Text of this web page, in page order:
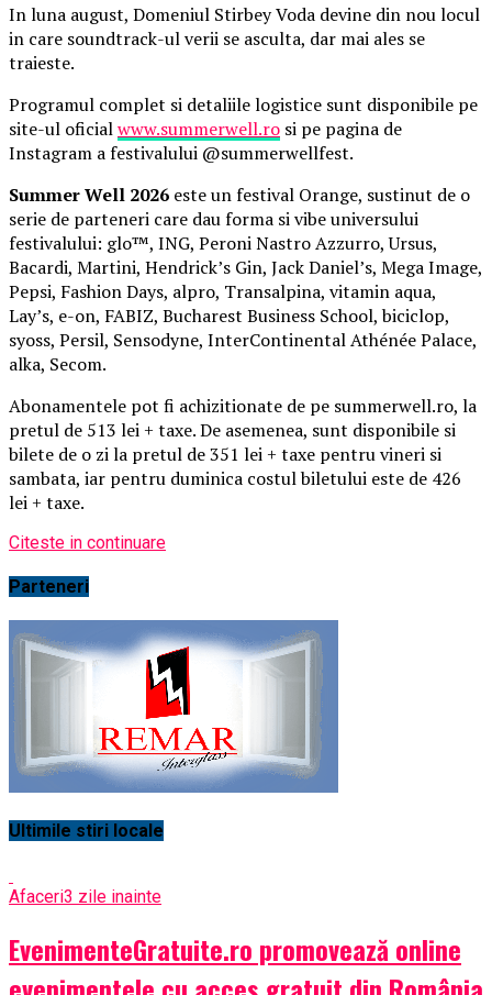
In luna august, Domeniul Stirbey Voda devine din nou locul
in care soundtrack-ul verii se asculta, dar mai ales se
traieste.
Programul complet si detaliile logistice sunt disponibile pe
site-ul oficialwww.summerwell.ro si pe pagina de
Instagram a festivalului @summerwellfest.
Summer Well 2026 este un festival Orange, sustinut de o
serie de parteneri care dau forma si vibe universului
festivalului: glo™, ING, Peroni Nastro Azzurro, Ursus,
Bacardi, Martini, Hendrick’s Gin, Jack Daniel’s, Mega Image,
Pepsi, Fashion Days, alpro, Transalpina, vitamin aqua,
Lay’s, e-on, FABIZ, Bucharest Business School, biciclop,
syoss, Persil, Sensodyne, InterContinental Athénée Palace,
alka, Secom.
Abonamentele pot fi achizitionate de pe summerwell.ro, la
pretul de 513 lei + taxe. De asemenea, sunt disponibile si
bilete de o zi la pretul de 351 lei + taxe pentru vineri si
sambata, iar pentru duminica costul biletului este de 426
lei + taxe.
Citeste in continuare
Parteneri
Ultimile stiri locale
Afaceri3 zile inainte
EvenimenteGratuite.ro promovează online